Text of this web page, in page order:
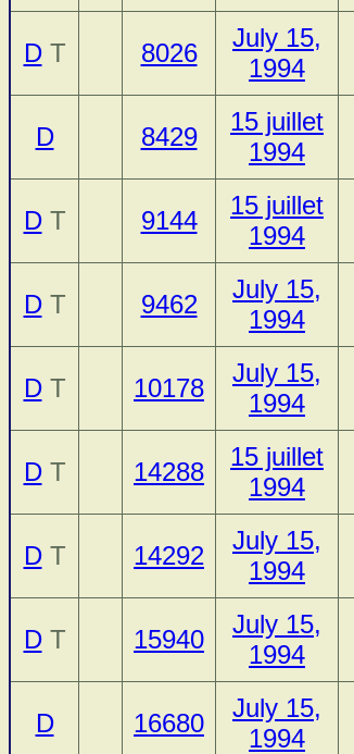
DT 8026
July 15,
1994
D 8429
15 juillet
1994
DT 9144
15 juillet
1994
DT 9462
July 15,
1994
DT 10178
July 15,
1994
DT 14288
15 juillet
1994
DT 14292
July 15,
1994
DT 15940
July 15,
1994
D 16680
July 15,
1994